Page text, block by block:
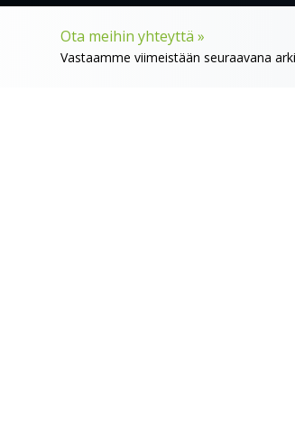
Ota meihin yhteyttä »
Vastaamme viimeistään seuraavana